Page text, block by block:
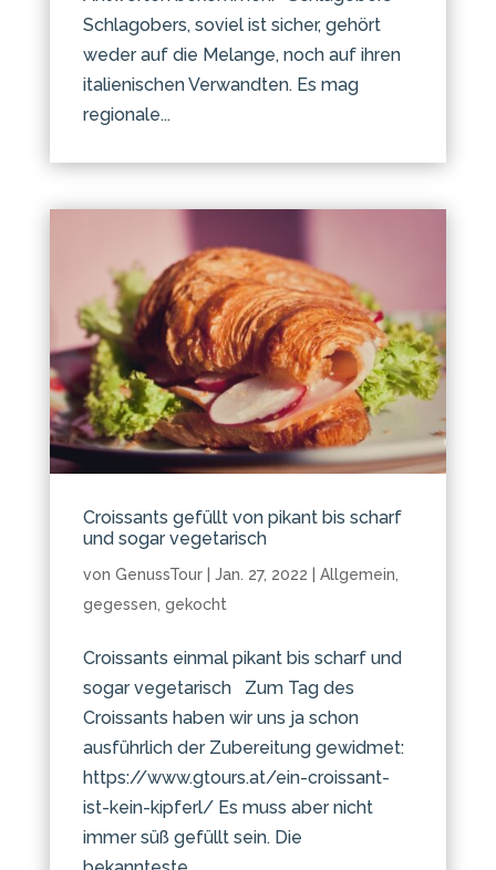
Schlagobers, soviel ist sicher, gehört
weder auf die Melange, noch auf ihren
italienischen Verwandten. Es mag
regionale...
Croissants gefüllt von pikant bis scharf
und sogar vegetarisch
von GenussTour| Jan. 27, 2022 Allgemein
gegessen gekocht
Croissants einmal pikant bis scharf und
sogar vegetarisch Zum Tag des
Croissants haben wir uns ja schon
ausführlich der Zubereitung gewidmet:
https://www.gtours.at/ein-croissant-
ist-kein-kipferl/ Es muss aber nicht
immer süß gefüllt sein. Die